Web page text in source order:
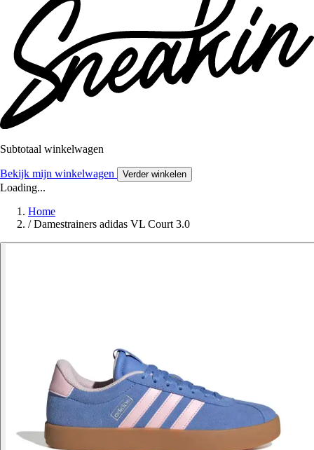
Subtotaal winkelwagen
Bekijk mijn winkelwagen Verder winkelen
Loading...
Home
/ Damestrainers adidas VL Court 3.0